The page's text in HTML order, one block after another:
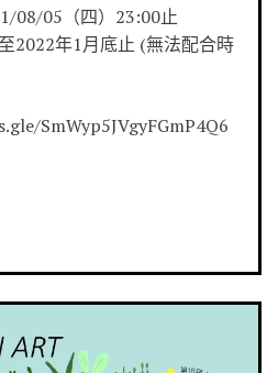
08/05（四）23:00止
2022年1月底止 (無法配合時
SmWyp5JVgyFGmP4Q6